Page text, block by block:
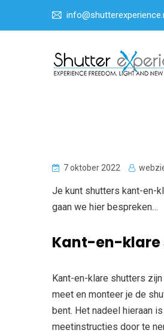
7 oktober 2022
Je kunt shutters kant-en-
gaan we hier bespreken…
Kant-en-klare
Kant-en-klare shutters
meet en monteer je de
bent. Het nadeel hieraan
meetinstructies door te